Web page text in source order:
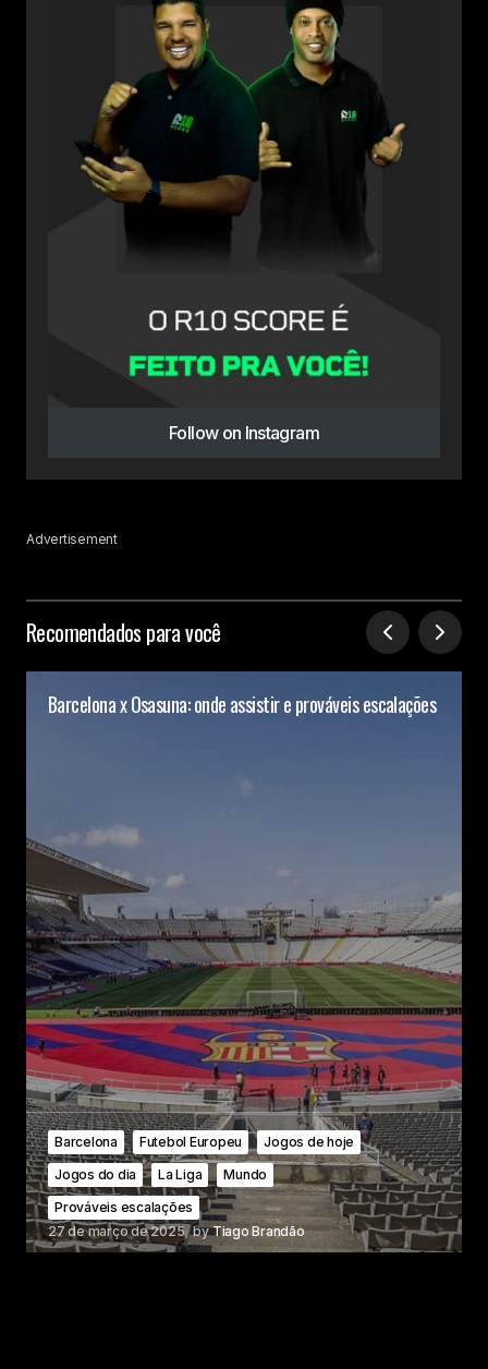
Follow on Instagram
Advertisement
Recomendados para você
Barcelona x Osasuna: onde assistir e prováveis escalações
Barcelona Futebol Europeu
Jogos de hoje
Jogos do dia
La Liga
Mundo
Prováveis escalações
27 de março de 2025 byTiago Brandão